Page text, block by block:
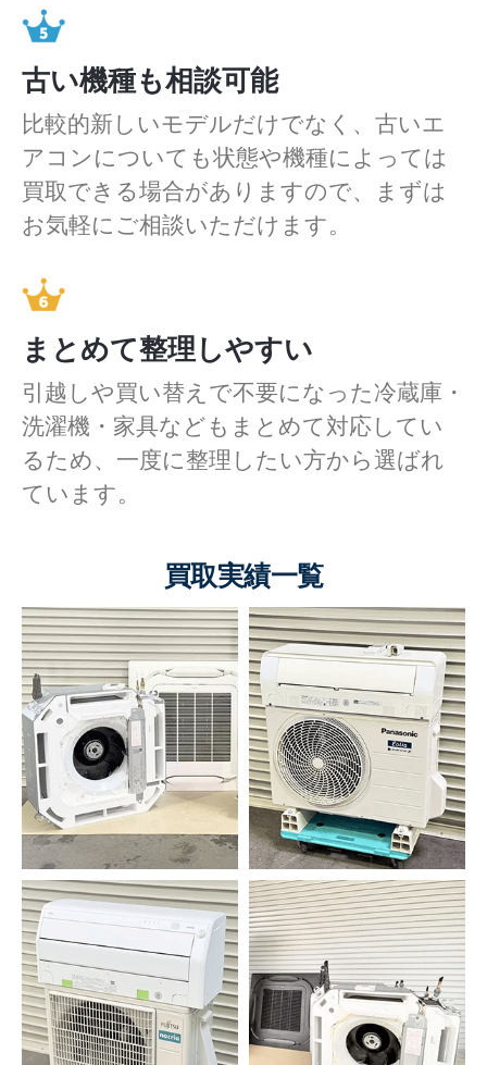
古い機種も相談可能
比較的新しいモデルだけでなく、古いエ
アコンについても状態や機種によっては
買取できる場合がありますので、まずは
お気軽にご相談いただけます。
まとめて整理しやすい
引越しや買い替えで不要になった冷蔵庫・
洗濯機・家具などもまとめて対応してい
るため、一度に整理したい方から選ばれ
ています。
買取実績一覧